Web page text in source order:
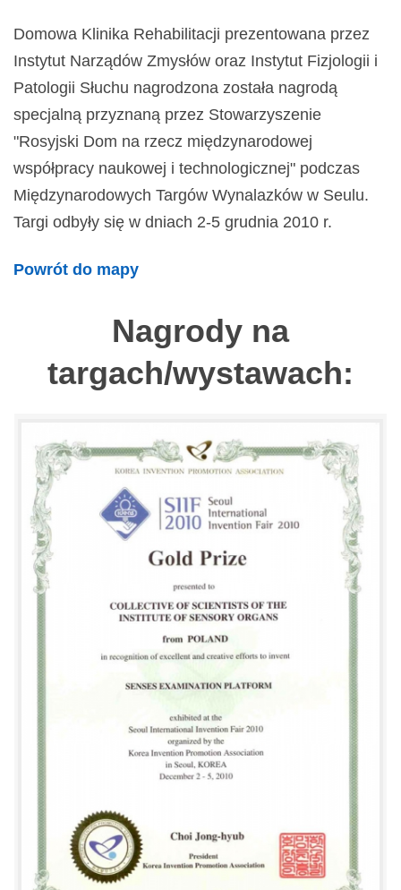
Domowa Klinika Rehabilitacji prezentowana przez
Instytut Narządów Zmysłów oraz Instytut Fizjologii i
Patologii Słuchu nagrodzona została nagrodą
specjalną przyznaną przez Stowarzyszenie
"Rosyjski Dom na rzecz międzynarodowej
współpracy naukowej i technologicznej" podczas
Międzynarodowych Targów Wynalazków w Seulu.
Targi odbyły się w dniach 2-5 grudnia 2010 r.
Powrót do mapy
Nagrody na
targach/wystawach: